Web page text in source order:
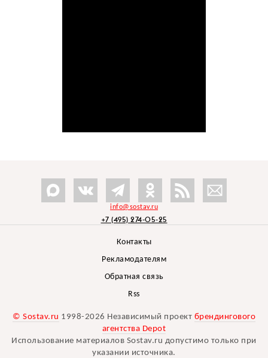
info@sostav.ru
+7 (495) 274-05-25
Контакты
Рекламодателям
Обратная связь
Rss
© Sostav.ru 1998-2026 Независимый проект брендингового
агентства Depot
Использование материалов Sostav.ru допустимо только при
указании источника.